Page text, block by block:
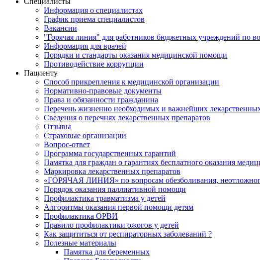
Информация о специалистах
График приема специалистов
Вакансии
"Горячая линия" для работников бюджетных учреждений по
Информация для врачей
Порядки и стандарты оказания медицинской помощи
Противодействие коррупции
Пациенту
Способ прикрепления к медицинской организации
Нормативно-правовые документы
Права и обязанности гражданина
Перечень жизненно необходимых и важнейших
Сведения о перечнях лекарственных препаратов
Отзывы
Страховые организации
Вопрос-ответ
Программа государственных гарантий
Памятка для граждан о гарантиях бесплатного оказания
Маркировка лекарственных препаратов
«ГОРЯЧАЯ ЛИНИЯ» по вопросам обезболивания,
Порядок оказания паллиативной помощи
Профилактика травматизма у детей
Алгоритмы оказания первой помощи детям
Профилактика ОРВИ
Правило профилактики ожогов у детей
Как защититься от респираторных заболеваний ?
Полезные материалы
Памятка для беременных